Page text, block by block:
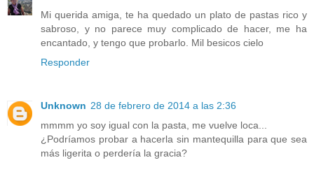
Mi querida amiga, te ha quedado un plato de pastas rico y
sabroso, y no parece muy complicado de hacer, me ha
encantado, y tengo que probarlo. Mil besicos cielo
Responder
Unknown 28 de febrero de 2014 a las 2:36
mmmm yo soy igual con la pasta, me vuelve loca...
¿Podríamos probar a hacerla sin mantequilla para que sea
más ligerita o perdería la gracia?